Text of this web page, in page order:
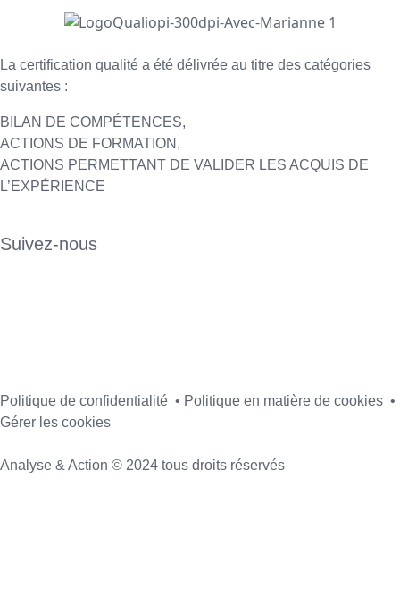
La certification qualité a été délivrée au titre des catégories
suivantes :
BILAN DE COMPÉTENCES,
ACTIONS DE FORMATION,
ACTIONS PERMETTANT DE VALIDER LES ACQUIS DE
L’EXPÉRIENCE
Suivez-nous
Politique de confidentialité • Politique en matière de cookies •
Gérer les cookies
Analyse & Action © 2024 tous droits réservés